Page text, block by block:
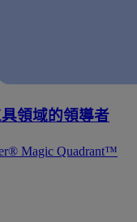
領域的領導者
Magic Quadrant™